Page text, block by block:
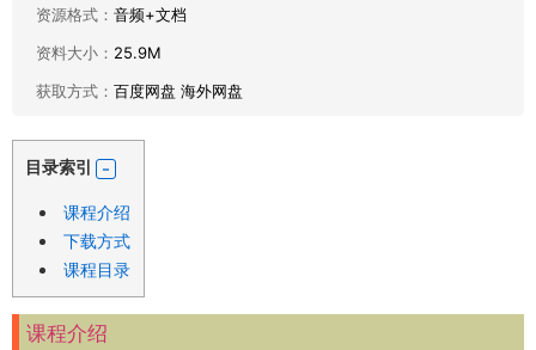
资源格式： 音频+文档
资料大小： 25.9M
获取方式： 百度网盘 海外网盘
目录索引
课程介绍
下载方式
课程目录
课程介绍